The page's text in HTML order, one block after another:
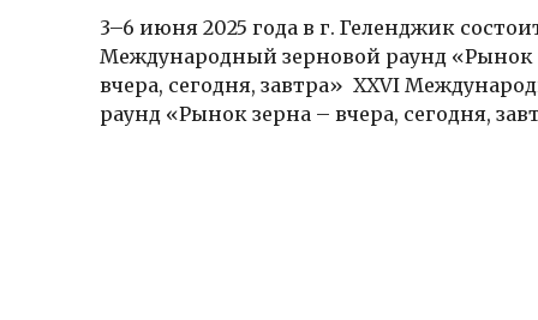
3–6 июня 2025 года в г. Геленджик
Международный зерновой раунд «Рынок
вчера, сегодня, завтра» XXVI
раунд «Рынок зерна – вчера, сегодня,